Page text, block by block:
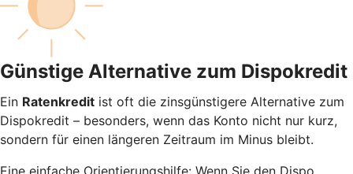
Günstige Alternative zum Dispokredit
Ein Ratenkredit ist oft die zinsgünstigere Alternative zum
Dispokredit – besonders, wenn das Konto nicht nur kurz,
sondern für einen längeren Zeitraum im Minus bleibt.
Eine einfache Orientierungshilfe: Wenn Sie den Dispo